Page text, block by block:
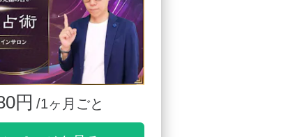
円 /1ヶ月ごと